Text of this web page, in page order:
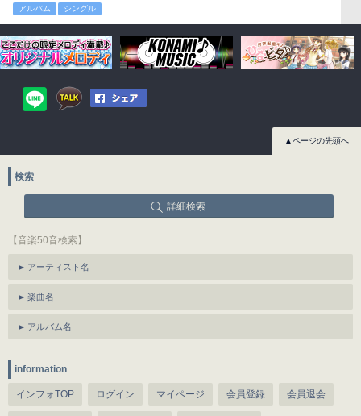
アルバム シングル
▲ページの先頭へ
検索
詳細検索
【音楽50音検索】
アーティスト名
楽曲名
アルバム名
information
インフォTOP ログイン マイページ 会員登録 会員退会